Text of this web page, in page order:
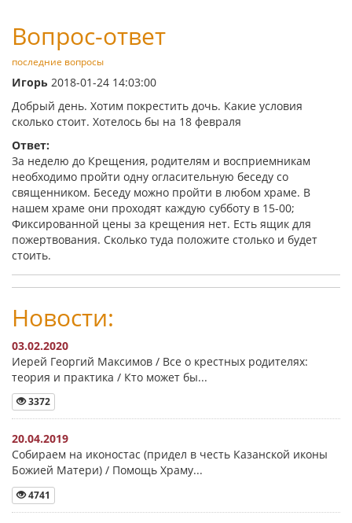
Вопрос-ответ
последние вопросы
Игорь 2018-01-24 14:03:00
Добрый день. Хотим покрестить дочь. Какие условия
сколько стоит. Хотелось бы на 18 февраля
Ответ:
За неделю до Крещения, родителям и восприемникам
необходимо пройти одну огласительную беседу со
священником. Беседу можно пройти в любом храме. В
нашем храме они проходят каждую субботу в 15-00;
Фиксированной цены за крещения нет. Есть ящик для
пожертвования. Сколько туда положите столько и будет
стоить.
Новости:
03.02.2020
Иерей Георгий Максимов / Все о крестных родителях:
теория и практика / Кто может бы...
3372
20.04.2019
Собираем на иконостас (придел в честь Казанской иконы
Божией Матери) / Помощь Храму...
4741